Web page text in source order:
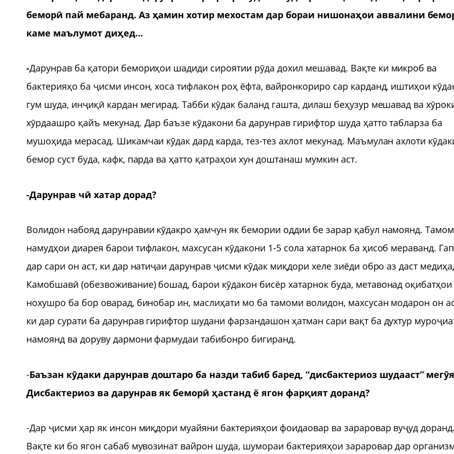
беморӣ пай мебаранд. Аз ҳамин хотир мехостам дар бораи нишонаҳои аввалини
каме маълумот диҳед...
-Дарунрав ба қатори бемориҳои шадиди сироятии рӯда дохил мешавад. Вақте ки микроб ва
бактерияҳо ба ҷисми инсон, хоса тифлакон роҳ ёфта, вайронкориро сар карданд, иштиҳои
гум шуда, инҷиқӣ кардан мегирад. Табби кӯдак баланд гашта, дилаш беҳузур мешавад ва
хӯрдаашро қайъ мекунад. Дар баъзе кӯдакони ба дарунрав гирифтор шуда ҳатто табларза ба
мушоҳида мерасад. Шикамчаи кӯдак дард карда, тез-тез ахлот мекунад. Маъмулан ахлоти
бемор суст буда, кафк, парда ва ҳатто қатраҳои хун доштанаш мумкин аст.
-Дарунрав чӣ хатар дорад?
Волидон набояд дарунравии кӯдакро ҳамчун як бемории оддии бе зарар қабул намоянд.
намудҳои диарея барои тифлакон, махсусан кӯдакони 1-5 сола хатарнок ба ҳисоб мераванд. Гап
дар сари он аст, ки дар натиҷаи дарунрав ҷисми кӯдак миқдори хеле зиёди обро аз даст
Камобшавӣ (обезвоживание) бошад, барои кӯдакон бисёр хатарнок буда, метавонад оқибатҳои
нохушро ба бор оварад, бинобар ин, маслиҳати мо ба тамоми волидон, махсусан модарон он
ки дар сурати ба дарунрав гирифтор шудани фарзандашон ҳатман сари вақт ба духтур
намоянд ва доруву дармони фармудаи табибонро бигиранд.
-Баъзан кӯдаки дарунрав доштаро ба назди табиб баред, “дисбактериоз шудааст”
Дисбактериоз ва дарунрав як беморӣ ҳастанд ё ягон фарқият доранд?
-Дар ҷисми ҳар як инсон миқдори муайяни бактерияҳои фоидаовар ва зараровар вуҷуд доранд.
Вақте ки бо ягон сабаб мувозинат вайрон шуда, шумораи бактерияҳои зараровар дар